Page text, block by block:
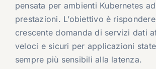
pensata per ambienti Kubernetes
prestazioni. L’obiettivo è
crescente domanda di servizi dati
veloci e sicuri per applicazioni
sempre più sensibili alla latenza.